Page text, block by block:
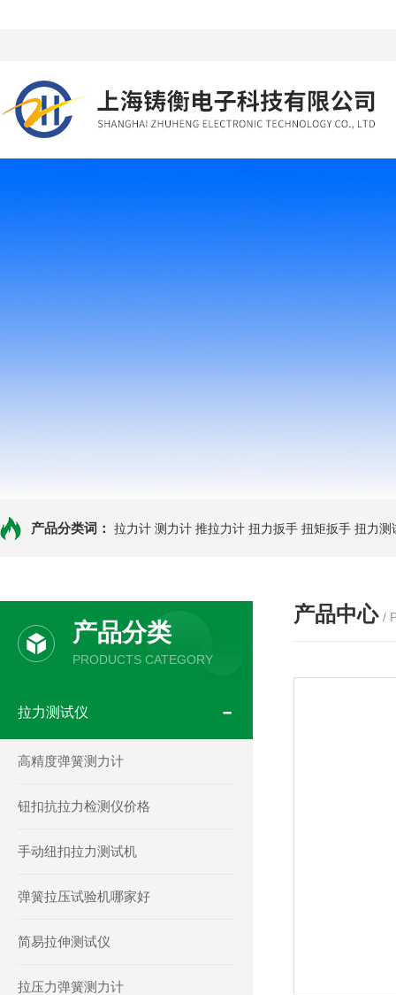
产品分类词： 拉力计 测力计 推拉力计 扭力扳手 扭矩扳手 扭力测
产品分类
PRODUCTS CATEGORY
拉力测试仪
高精度弹簧测力计
钮扣抗拉力检测仪价格
手动纽扣拉力测试机
弹簧拉压试验机哪家好
简易拉伸测试仪
拉压力弹簧测力计
产品中心 /